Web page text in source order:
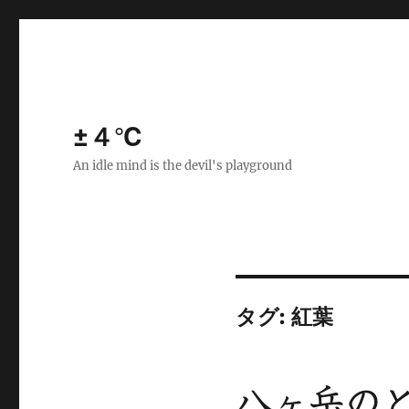
±４℃
An idle mind is the devil's playground
タグ: 紅葉